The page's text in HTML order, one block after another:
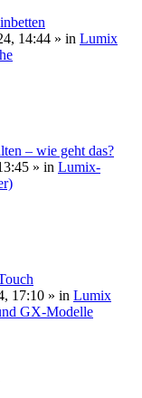
14:44 » in Lumix
– wie geht das?
» in Lumix-
17:10 » in Lumix
GX-Modelle